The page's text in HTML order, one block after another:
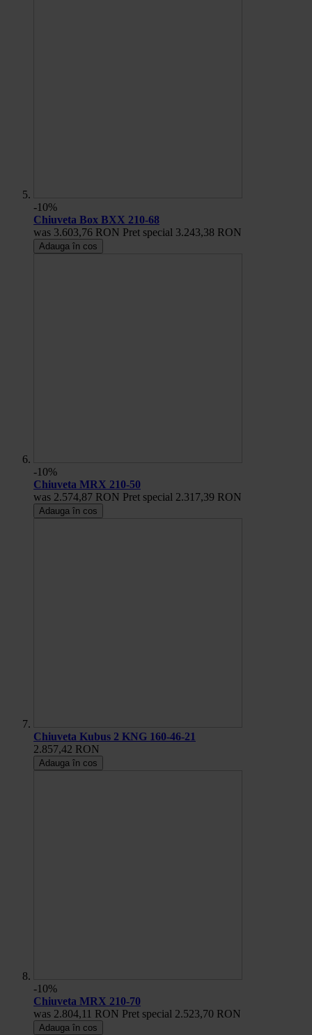
-10%
Chiuveta Box BXX 210-68
was 3.603,76 RON Pret special 3.243,38 RON
Adauga în cos
-10%
Chiuveta MRX 210-50
was 2.574,87 RON Pret special 2.317,39 RON
Adauga în cos
Chiuveta Kubus 2 KNG 160-46-21
2.857,42 RON
Adauga în cos
-10%
Chiuveta MRX 210-70
was 2.804,11 RON Pret special 2.523,70 RON
Adauga în cos